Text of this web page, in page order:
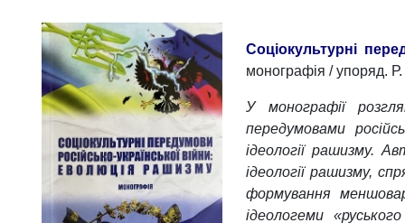
Соціокультурні
монографія / упоряд.
У монографії
передумовами
ідеології рашизму.
ідеології рашизму,
формування
ідеологеми